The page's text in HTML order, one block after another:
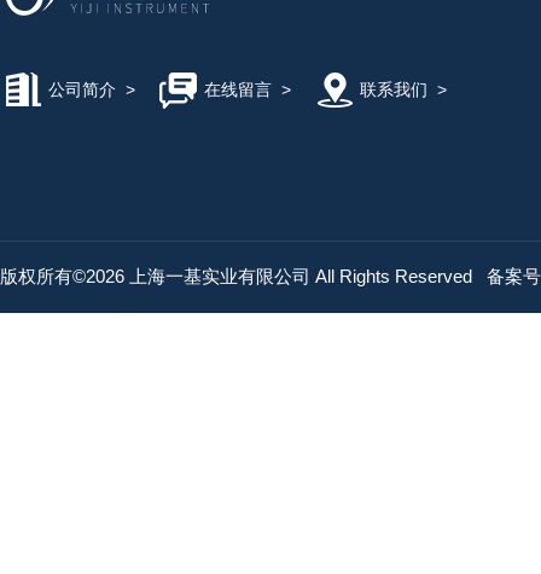
公司简介 > 在线留言> 联系我们 >
版权所有©2026 上海一基实业有限公司 All Rights Reserved 备案